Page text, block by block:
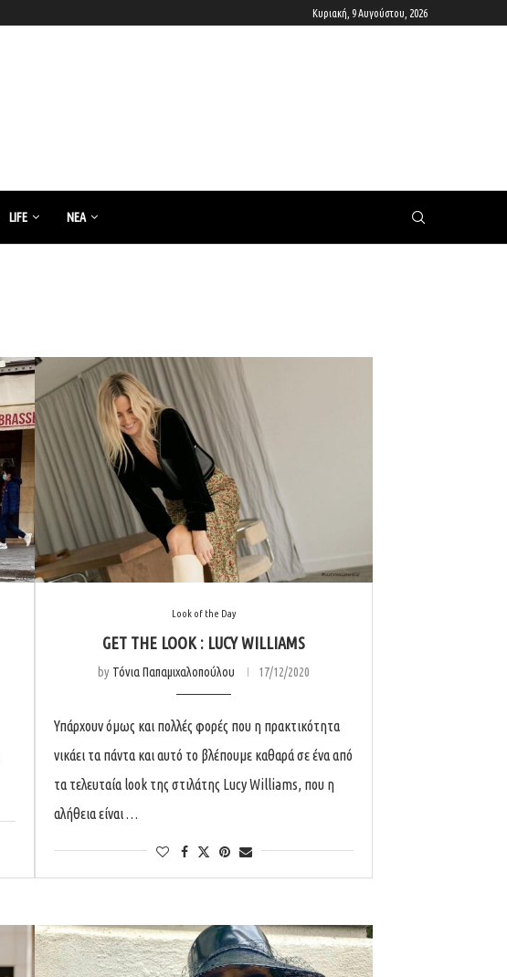
Κυριακή, 9 Αυγούστου, 2026
LIFE ΝΈΑ
Look of the Day
GET THE LOOK : LUCY WILLIAMS
by Τόνια Παπαμιχαλοπούλου 17/12/2020
Υπάρχουν όμως και πολλές φορές που η πρακτικότητα
νικάει τα πάντα και αυτό το βλέπουμε καθαρά σε ένα από
τα τελευταία look της στιλάτης Lucy Williams, που η
αλήθεια είναι …